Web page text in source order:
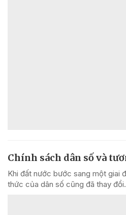
Chính sách dân số và
Khi đất nước bước sang một giai
thức của dân số cũng đã thay đổi.